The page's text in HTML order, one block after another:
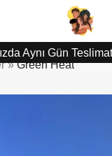
Aynı Gün
»Green Heat